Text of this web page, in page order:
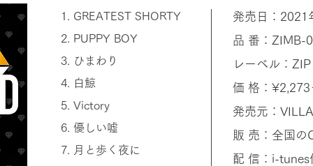
1. GREATEST SHORTY
2. PUPPY BOY
3. ひまわり
4. 白鯨
5. Victory
6. 優しい嘘
7. 月と歩く夜に
発売日：2021
品 番：ZIMB-
レーベル：
価 格：
発売元：
販 売：全国の
配 信：i-tunes